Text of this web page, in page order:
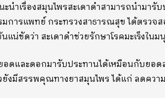
นำเรื่องสมุนไพรสะเดาดำสามารถนำมารั
มการแพทย์ กระทรวงสาธารณสุข ได้ตรวจ
น่ชัดว่า สะเดาดำช่วยรักษาโรคมะเร็งใน
ดและดอกมารับประทานได้เหมือนกับยอด
งมีสรรพคุณทางยาสมุนไพร ได้แก่ ลดควา